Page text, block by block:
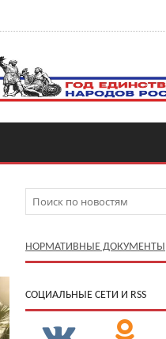
НОРМАТИВНЫЕ ДОКУМЕНТЫ
CОЦИАЛЬНЫЕ СЕТИ И RSS